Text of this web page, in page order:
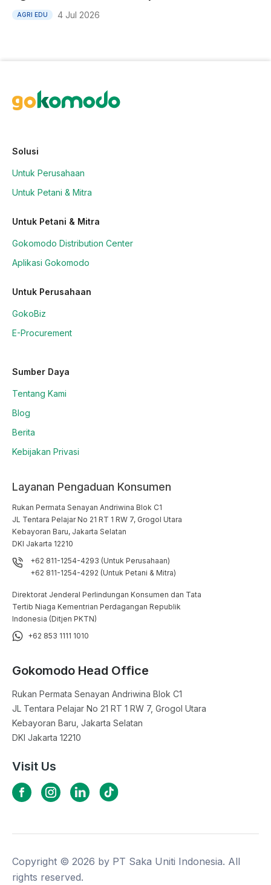
AGRI EDU 4 Jul 2026
Solusi
Untuk Perusahaan
Untuk Petani & Mitra
Untuk Petani & Mitra
Gokomodo Distribution Center
Aplikasi Gokomodo
Untuk Perusahaan
GokoBiz
E-Procurement
Sumber Daya
Tentang Kami
Blog
Berita
Kebijakan Privasi
Layanan Pengaduan Konsumen
Rukan Permata Senayan Andriwina Blok C1
JL Tentara Pelajar No 21 RT 1 RW 7, Grogol Utara
Kebayoran Baru, Jakarta Selatan
DKI Jakarta 12210
+62 811-1254-4293 (Untuk Perusahaan)
+62 811-1254-4292 (Untuk Petani & Mitra)
Direktorat Jenderal Perlindungan Konsumen dan Tata
Tertib Niaga Kementrian Perdagangan Republik
Indonesia (Ditjen PKTN)
+62 853 1111 1010
Gokomodo Head Office
Rukan Permata Senayan Andriwina Blok C1
JL Tentara Pelajar No 21 RT 1 RW 7, Grogol Utara
Kebayoran Baru, Jakarta Selatan
DKI Jakarta 12210
Visit Us
Copyright © 2026 by PT Saka Uniti Indonesia. All
rights reserved.